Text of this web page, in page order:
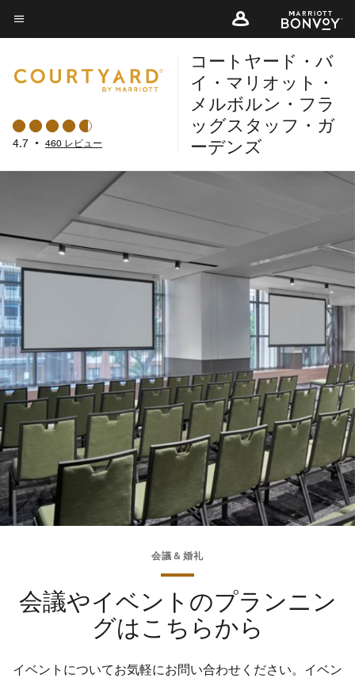
Skip
to
content
メニューのテキスト
4.7 • 460 レビュー
コートヤード・バ
イ・マリオット・
メルボルン・フラ
ッグスタッフ・ガ
ーデンズ
会議＆婚礼
会議やイベントのプランニン
グはこちらから
イベントについてお気軽にお問い合わせください。イベン